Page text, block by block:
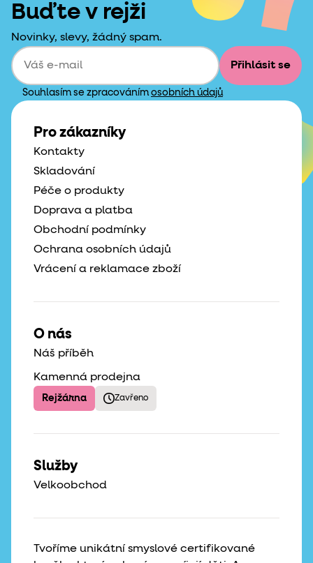
Buďte v rejži
Novinky, slevy, žádný spam.
Přihlásit se
Souhlasím se zpracováním osobních údajů
Tvoříme unikátní smyslové certifikované
Pro zákazníky
Kontakty
Skladování
Péče o produkty
Doprava a platba
Obchodní podmínky
Ochrana osobních údajů
Vrácení a reklamace zboží
O nás
Náš příběh
Kamenná prodejna
Rejžárna Zavřeno
Služby
Velkoobchod